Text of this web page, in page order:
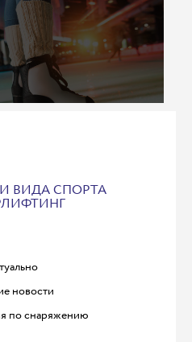
ВИДА СПОРТА
новости
по снаряжению